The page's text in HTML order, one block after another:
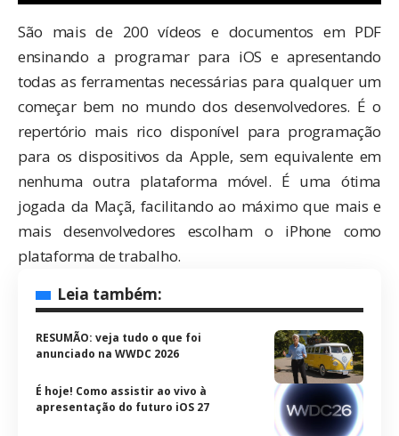
São mais de 200 vídeos e documentos em PDF
ensinando a programar para iOS e apresentando
todas as ferramentas necessárias para qualquer um
começar bem no mundo dos desenvolvedores. É o
repertório mais rico disponível para programação
para os dispositivos da Apple, sem equivalente em
nenhuma outra plataforma móvel. É uma ótima
jogada da Maçã, facilitando ao máximo que mais e
mais desenvolvedores escolham o iPhone como
plataforma de trabalho.
Leia também:
RESUMÃO: veja tudo o que foi
anunciado na WWDC 2026
É hoje! Como assistir ao vivo à
apresentação do futuro iOS 27